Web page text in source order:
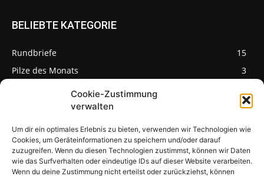
Cookie-Zustimmung
verwalten
Um dir ein optimales Erlebnis zu bieten, verwenden wir Technologien wie
Cookies, um Geräteinformationen zu speichern und/oder darauf
zuzugreifen. Wenn du diesen Technologien zustimmst, können wir Daten
wie das Surfverhalten oder eindeutige IDs auf dieser Website verarbeiten.
Wenn du deine Zustimmung nicht erteilst oder zurückziehst, können
BELIEBTE KATEGORIE
Rundbriefe
15
Pilze des Monats
3
Pilzseite
Seltene Pilze aus
Mainfranken und